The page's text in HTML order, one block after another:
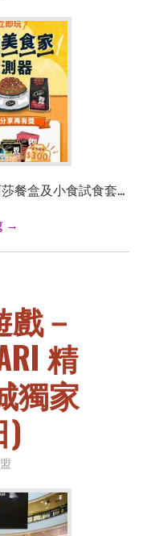
餐盒及小食試食套…
→
戲－
精
獨家
)